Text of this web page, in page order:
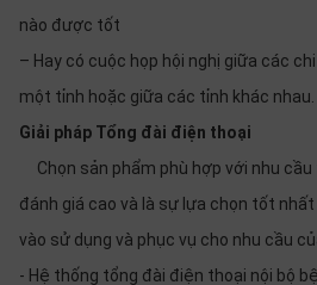
nào được tốt
– Hay có cuộc họp hội nghị giữa các
một tỉnh hoặc giữa các tỉnh khác nhau.
Giải pháp Tổng đài điện thoại
Chọn sản phẩm phù hợp với nhu
đánh giá cao và là sự lựa chọn tốt
vào sử dụng và phục vụ cho nhu cầu
- Hệ thống tổng đài điện thoại nội bộ
Tiếng
việt
English